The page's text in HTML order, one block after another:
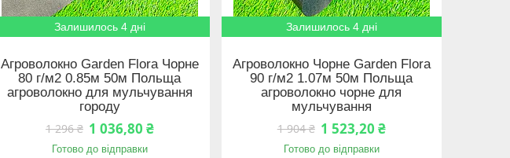
Залишилось 4 дні
Агроволокно Garden Flora Чорне
80 г/м2 0.85м 50м Польща
агроволокно для мульчування
городу
1 296 ₴ 1 036,80 ₴
Готово до відправки
Залишилось 4 дні
Агроволокно Чорне Garden Flora
90 г/м2 1.07м 50м Польща
агроволокно чорне для
мульчування
1 904 ₴ 1 523,20 ₴
Готово до відправки